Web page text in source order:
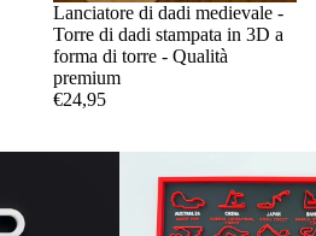
Lanciatore di dadi medievale -
Torre di dadi stampata in 3D a
forma di torre - Qualità
premium
€24,95